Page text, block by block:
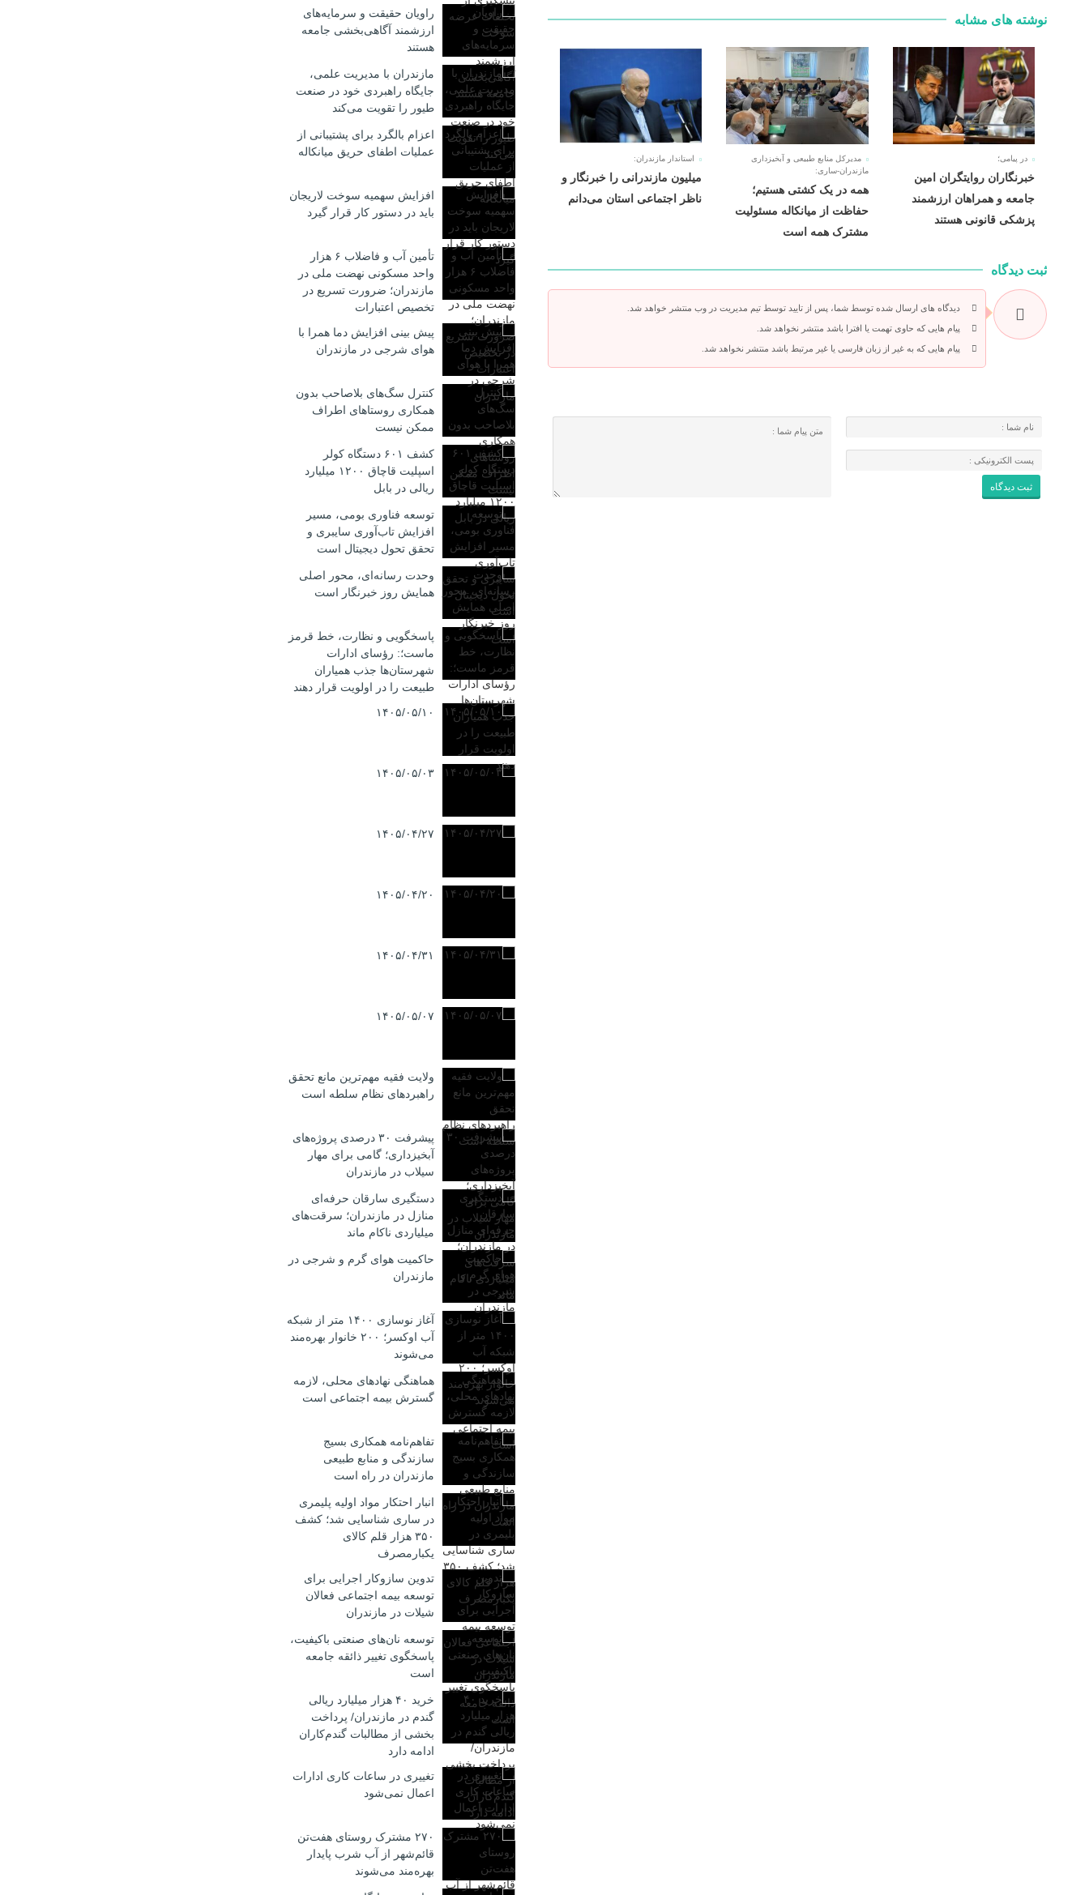
نوشته های مشابه
در پیامی؛
خبرنگاران روایتگران امین
جامعه و همراهان ارزشمند
پزشکی قانونی هستند
مدیرکل منابع طبیعی و آبخیزداری
مازندران-ساری:
همه در یک کشتی هستیم؛
حفاظت از میانکاله مسئولیت
مشترک همه است
استاندار مازندران:
میلیون مازندرانی را خبرنگار و
ناظر اجتماعی استان می‌دانم
ثبت دیدگاه
دیدگاه های ارسال شده توسط شما، پس از تایید توسط تیم مدیریت در وب منتشر خواهد شد.
پیام هایی که حاوی تهمت یا افترا باشد منتشر نخواهد شد.
پیام هایی که به غیر از زبان فارسی یا غیر مرتبط باشد منتشر نخواهد شد.
راویان حقیقت و سرمایه‌های
ارزشمند آگاهی‌بخشی جامعه
هستند
مازندران با مدیریت علمی،
جایگاه راهبردی خود در صنعت
طیور را تقویت می‌کند
اعزام بالگرد برای پشتیبانی از
عملیات اطفای حریق میانکاله
افزایش سهمیه سوخت لاریجان
باید در دستور کار قرار گیرد
تأمین آب و فاضلاب ۶ هزار
واحد مسکونی نهضت ملی در
مازندران؛ ضرورت تسریع در
تخصیص اعتبارات
پیش بینی افزایش دما همرا با
هوای شرجی در مازندران
کنترل سگ‌های بلاصاحب بدون
همکاری روستاهای اطراف
ممکن نیست
کشف ۶۰۱ دستگاه کولر
اسپلیت قاچاق ۱۲۰۰ میلیارد
ریالی در بابل
توسعه فناوری بومی، مسیر
افزایش تاب‌آوری سایبری و
تحقق تحول دیجیتال است
وحدت رسانه‌ای، محور اصلی
همایش روز خبرنگار است
پاسخگویی و نظارت، خط قرمز
ماست؛: رؤسای ادارات
شهرستان‌ها جذب همیاران
طبیعت را در اولویت قرار دهند
۱۴۰۵/۰۵/۱۰
۱۴۰۵/۰۵/۰۳
۱۴۰۵/۰۴/۲۷
۱۴۰۵/۰۴/۲۰
۱۴۰۵/۰۴/۳۱
۱۴۰۵/۰۵/۰۷
ولایت فقیه مهم‌ترین مانع تحقق
راهبردهای نظام سلطه است
پیشرفت ۳۰ درصدی پروژه‌های
آبخیزداری؛ گامی برای مهار
سیلاب در مازندران
دستگیری سارقان حرفه‌ای
منازل در مازندران؛ سرقت‌های
میلیاردی ناکام ماند
حاکمیت هوای گرم و شرجی در
مازندران
آغاز نوسازی ۱۴۰۰ متر از شبکه
آب اوکسر؛ ۲۰۰ خانوار بهره‌مند
می‌شوند
هماهنگی نهادهای محلی، لازمه
گسترش بیمه اجتماعی است
تفاهم‌نامه همکاری بسیج
سازندگی و منابع طبیعی
مازندران در راه است
انبار احتکار مواد اولیه پلیمری
در ساری شناسایی شد؛ کشف
۳۵۰ هزار قلم کالای
یکبارمصرف
تدوین سازوکار اجرایی برای
توسعه بیمه اجتماعی فعالان
شیلات در مازندران
توسعه نان‌های صنعتی باکیفیت،
پاسخگوی تغییر ذائقه جامعه
است
خرید ۴۰ هزار میلیارد ریالی
گندم در مازندران/ پرداخت
بخشی از مطالبات گندم‌کاران
ادامه دارد
تغییری در ساعات کاری ادارات
اعمال نمی‌شود
۲۷۰ مشترک روستای هفت‌تن
قائم‌شهر از آب شرب پایدار
بهره‌مند می‌شوند